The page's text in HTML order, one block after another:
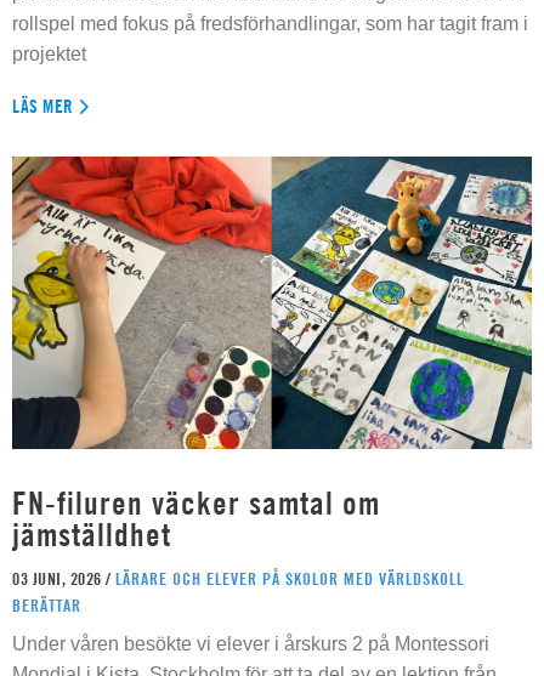
rollspel med fokus på fredsförhandlingar, som har tagit fram i
projektet
LÄS MER
FN-filuren väcker samtal om
jämställdhet
03 JUNI, 2026 / LÄRARE OCH ELEVER PÅ SKOLOR MED VÄRLDSKOLL
BERÄTTAR
Under våren besökte vi elever i årskurs 2 på Montessori